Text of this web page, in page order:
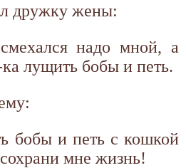
дружку жены:
надо мной, а
лущить бобы и петь.
бобы и петь с кошкой
мне жизнь!